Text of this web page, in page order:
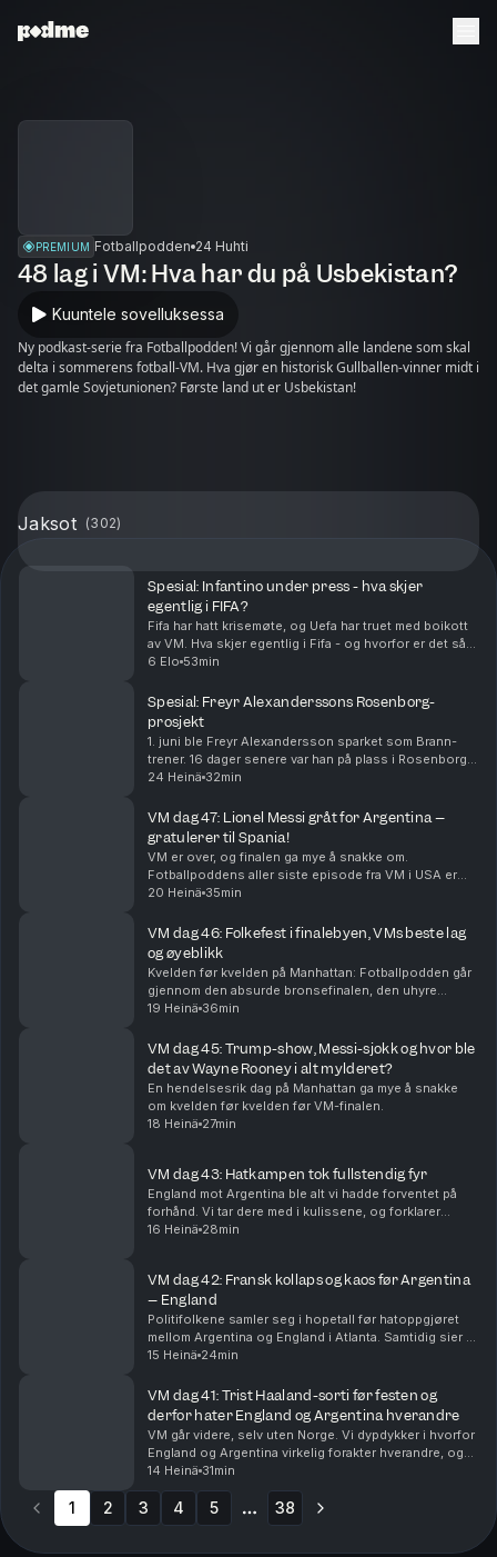
PREMIUM Fotballpodden 24 Huhti
48 lag i VM: Hva har du på Usbekistan?
Kuuntele sovelluksessa
Ny podkast-serie fra Fotballpodden! Vi går gjennom alle landene som skal
delta i sommerens fotball-VM. Hva gjør en historisk Gullballen-vinner midt i
det gamle Sovjetunionen? Første land ut er Usbekistan!
Jaksot (302)
Spesial: Infantino under press - hva skjer
egentlig i FIFA?
Fifa har hatt krisemøte, og Uefa har truet med boikott
av VM. Hva skjer egentlig i Fifa - og hvorfor er det så
steile fronter?
6 Elo 53min
Spesial: Freyr Alexanderssons Rosenborg-
prosjekt
1. juni ble Freyr Alexandersson sparket som Brann-
trener. 16 dager senere var han på plass i Rosenborg. I
denne episoden snakker Alexandersson om hvordan
24 Heinä 32min
VM dag 47: Lionel Messi gråt for Argentina –
gratulerer til Spania!
VM er over, og finalen ga mye å snakke om.
Fotballpoddens aller siste episode fra VM i USA er
herved servert. Tusen takk for følget!
20 Heinä 35min
VM dag 46: Folkefest i finalebyen, VMs beste lag
og øyeblikk
Kvelden før kvelden på Manhattan: Fotballpodden går
gjennom den absurde bronsefinalen, den uhyre
spennende finalen og VMs beste lag, øyeblikk og
19 Heinä 36min
VM dag 45: Trump-show, Messi-sjokk og hvor ble
det av Wayne Rooney i alt mylderet?
En hendelsesrik dag på Manhattan ga mye å snakke
om kvelden før kvelden før VM-finalen.
18 Heinä 27min
VM dag 43: Hatkampen tok fullstendig fyr
England mot Argentina ble alt vi hadde forventet på
forhånd. Vi tar dere med i kulissene, og forklarer
hvorfor Lionel Messi og Argentina er finaleklare.
16 Heinä 28min
VM dag 42: Fransk kollaps og kaos før Argentina
– England
Politifolkene samler seg i hopetall før hatoppgjøret
mellom Argentina og England i Atlanta. Samtidig sier vi
farvel til Frankrike, og erkjenner at Spania har lurt oss
15 Heinä 24min
VM dag 41: Trist Haaland-sorti før festen og
derfor hater England og Argentina hverandre
VM går videre, selv uten Norge. Vi dypdykker i hvorfor
England og Argentina virkelig forakter hverandre, og
føltes det ikke som at den største stjernen manglet på
Slottsplassen?
14 Heinä 31min
1 2 3 4 5 38